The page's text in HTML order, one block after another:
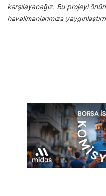
karşılayacağız. Bu projeyi
havalimanlarımıza